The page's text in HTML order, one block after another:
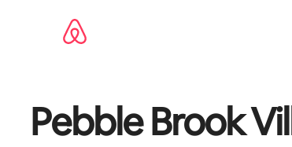
Pebble Brook